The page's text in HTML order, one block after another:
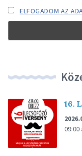
ELFOGADOM AZ
16.
09:00